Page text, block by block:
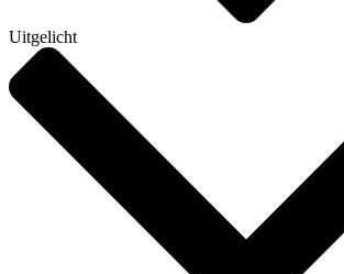
Uitgelicht